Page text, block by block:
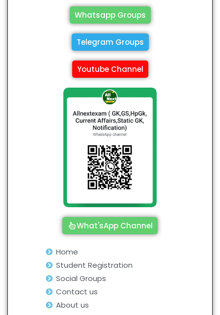
Whatsapp Groups
Telegram Groups
Youtube Channel
What'sApp Channel
Home
Student Registration
Social Groups
Contact us
About us